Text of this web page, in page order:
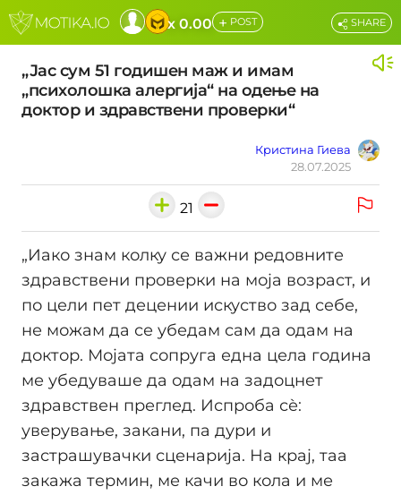
x 0.00 + POST
„Јас сум 51 годишен маж и имам
„психолошка алергија“ на одење на
доктор и здравствени проверки“
Кристина Гиева
28.07.2025
SHARE
21
„Иако знам колку се важни редовните
здравствени проверки на моја возраст, и
по цели пет децении искуство зад себе,
не можам да се убедам сам да одам на
доктор. Мојата сопруга една цела година
ме убедуваше да одам на задоцнет
здравствен преглед. Испроба сѐ:
уверување, закани, па дури и
застрашувачки сценарија. На крај, таа
закажа термин, ме качи во кола и ме